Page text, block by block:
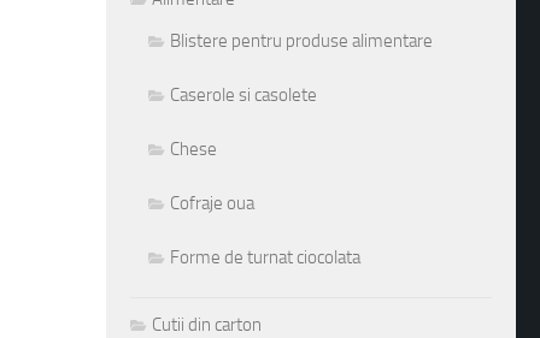
Blistere pentru produse alimentare
Caserole si casolete
Chese
Cofraje oua
Forme de turnat ciocolata
Cutii din carton